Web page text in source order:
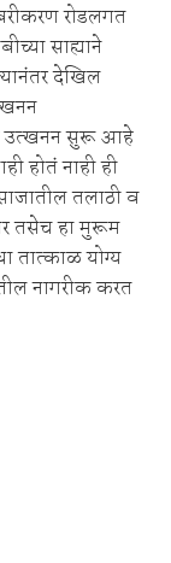
रोडलगत
साह्याने
देखिल
उत्खनन सुरू आहे
होतं नाही ही
तलाठी व
तसेच हा मुरूम
तात्काळ योग्य
नागरीक करत